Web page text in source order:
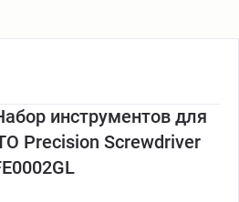
инструментов для
Precision Screwdriver